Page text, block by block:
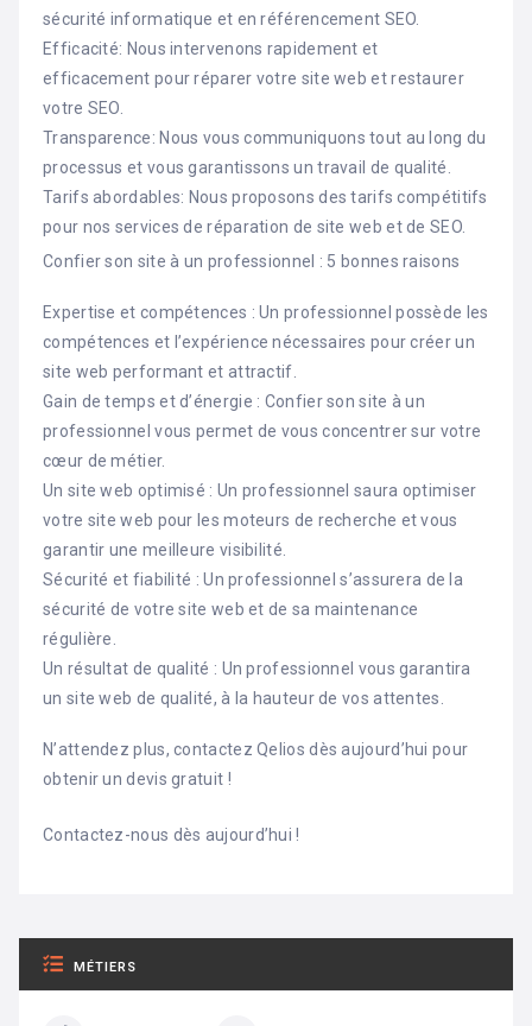
sécurité informatique et en référencement SEO.
Efficacité: Nous intervenons rapidement et
efficacement pour réparer votre site web et restaurer
votre SEO.
Transparence: Nous vous communiquons tout au long du
processus et vous garantissons un travail de qualité.
Tarifs abordables: Nous proposons des tarifs compétitifs
pour nos services de réparation de site web et de SEO.
Confier son site à un professionnel : 5 bonnes raisons
Expertise et compétences : Un professionnel possède les
compétences et l’expérience nécessaires pour créer un
site web performant et attractif.
Gain de temps et d’énergie : Confier son site à un
professionnel vous permet de vous concentrer sur votre
cœur de métier.
Un site web optimisé : Un professionnel saura optimiser
votre site web pour les moteurs de recherche et vous
garantir une meilleure visibilité.
Sécurité et fiabilité : Un professionnel s’assurera de la
sécurité de votre site web et de sa maintenance
régulière.
Un résultat de qualité : Un professionnel vous garantira
un site web de qualité, à la hauteur de vos attentes.
N’attendez plus, contactez Qelios dès aujourd’hui pour
obtenir un devis gratuit !
Contactez-nous dès aujourd’hui !
MÉTIERS